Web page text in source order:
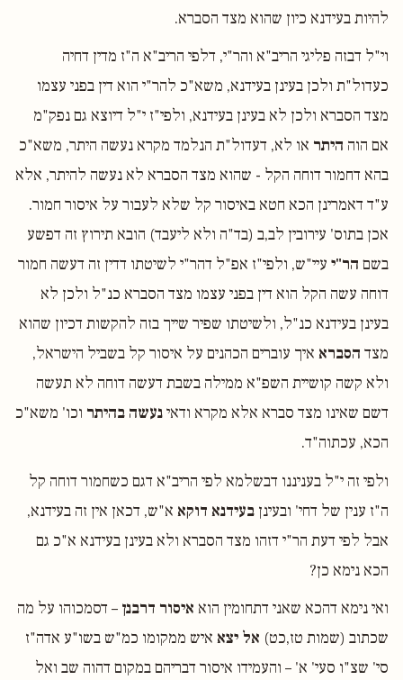
להיות בעידנא כיון שהוא מצד הסברא.
וי"ל דבזה פליגי הריב"א והר"י, דלפי הריב"א ה"ז מדין דחיה
כעדול"ת ולכן בעינן בעידנא, משא"כ להר"י הוא דין בפני עצמו
מצד הסברא ולכן לא בעינן בעידנא, ולפי"ז י"ל דיוצא גם נפק"מ
אם הוה היתר או לא, דעדול"ת הנלמד מקרא נעשה היתר, משא"כ
בהא דחמור דוחה הקל - שהוא מצד הסברא לא נעשה להיתר, אלא
ע"ד דאמרינן הכא חטא באיסור קל שלא לעבור על איסור חמור.
אכן בתוס' עירובין לב,ב (בד"ה ולא ליעבד) הובא תירוץ זה דפשע
בשם הר"י עיי"ש, ולפי"ז אפ"ל דהר"י לשיטתו דדין זה דעשה חמור
דוחה עשה הקל הוא דין בפני עצמו מצד הסברא כנ"ל ולכן לא
בעינן בעידנא כנ"ל, ולשיטתו שפיר שייך בזה להקשות דכיון שהוא
מצד הסברא איך עוברים הכהנים על איסור קל בשביל הישראל,
ולא קשה קושיית השפ"א ממילה בשבת דעשה דוחה לא תעשה
דשם שאינו מצד סברא אלא מקרא ודאינעשה בהיתר וכו' משא"כ
הכא, עכתוה"ד.
ולפי זה י"ל בעניננו דבשלמא לפי הריב"א דגם כשחמור דוחה קל
ה"ז ענין של דחי' ובעינן בעידנא דוקא א"ש, דכאן אין זה בעידנא,
אבל לפי דעת הר"י דזהו מצד הסברא ולא בעינן בעידנא א"כ גם
הכא נימא כן?
ואי נימא דהכא שאני דתחומין הוא איסור דרבנן – דסמכוהו על מה
שכתוב (שמות טז,כט) אל יצא איש ממקומו כמ"ש בשו"ע אדה"ז
סי' שצ"ו סעי' א' – והעמידו איסור דבריהם במקום דהוה שב ואל